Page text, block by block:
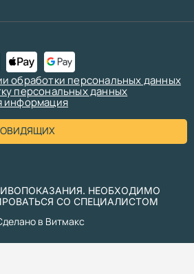
обработки персональных данных
персональных данных
информация
НЕОБХОДИМО
СО СПЕЦИАЛИСТОМ
в Витмакс